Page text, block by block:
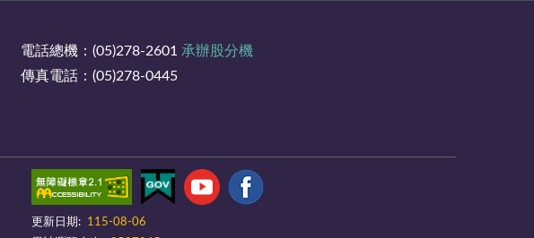
電話總機：(05)278-2601 承辦股分機
傳真電話：(05)278-0445
更新日期:
115-08-06